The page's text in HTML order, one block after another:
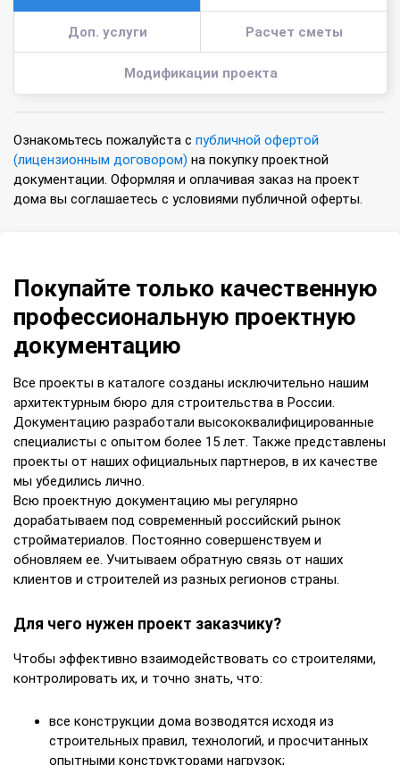
Доп. услуги Расчет сметы
Модификации проекта
Ознакомьтесь пожалуйста с публичной офертой
(лицензионным договором) на покупку проектной
документации. Оформляя и оплачивая заказ на проект
дома вы соглашаетесь с условиями публичной оферты.
Покупайте только качественную
профессиональную проектную
документацию
Все проекты в каталоге созданы исключительно нашим
архитектурным бюро для строительства в России.
Документацию разработали высококвалифицированные
специалисты с опытом более 15 лет. Также представлены
проекты от наших официальных партнеров, в их качестве
мы убедились лично.
Всю проектную документацию мы регулярно
дорабатываем под современный российский рынок
стройматериалов. Постоянно совершенствуем и
обновляем ее. Учитываем обратную связь от наших
клиентов и строителей из разных регионов страны.
Для чего нужен проект заказчику?
Чтобы эффективно взаимодействовать со строителями,
контролировать их, и точно знать, что:
все конструкции дома возводятся исходя из
строительных правил, технологий, и просчитанных
опытными конструкторами нагрузок;